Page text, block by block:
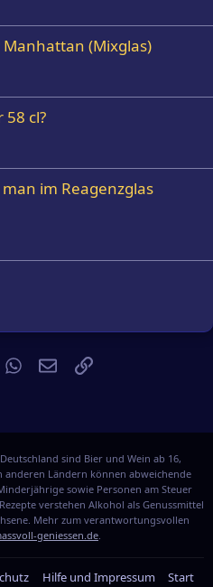
Manhattan (Mixglas)
58 cl?
im Reagenzglas
WhatsApp
E-MailLink
sind Bier und Wein ab 16,
anderen Ländern können abweichende
sowie Personen am Steuer
verstehen Alkohol als Genussmittel
Mehr zum verantwortungsvollen
geniessen.de.
Hilfe und Impressum Start